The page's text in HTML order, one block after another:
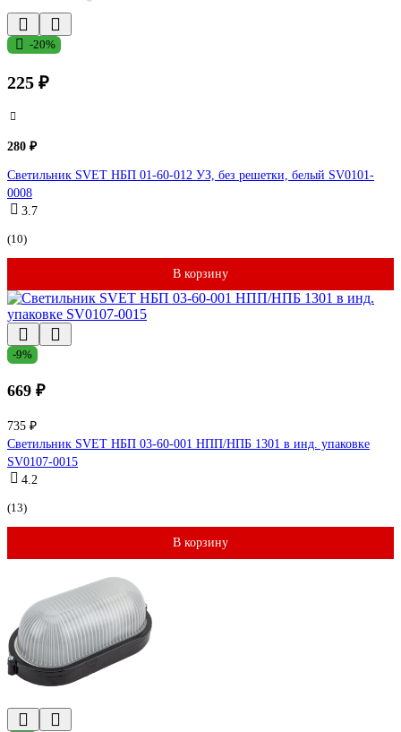
-20%
225 ₽
280 ₽
Светильник SVET НБП 01-60-012 УЗ, без решетки, белый SV0101-
0008
3.7
(10)
В корзину
-9%
669 ₽
735 ₽
Светильник SVET НБП 03-60-001 НПП/НПБ 1301 в инд. упаковке
SV0107-0015
4.2
(13)
В корзину